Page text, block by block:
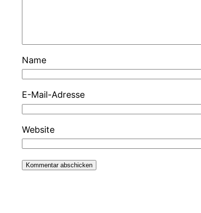
Name
E-Mail-Adresse
Website